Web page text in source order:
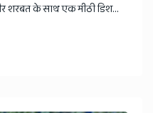
शरबत के साथ एक मीठी डिश...